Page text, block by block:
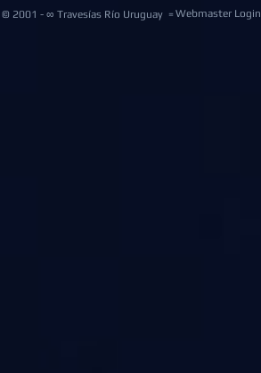
Webmaster Login
© 2001 - ∞ Travesías Río Uruguay =